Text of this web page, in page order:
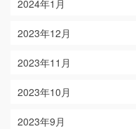
2024年1月
2023年12月
2023年11月
2023年10月
2023年9月